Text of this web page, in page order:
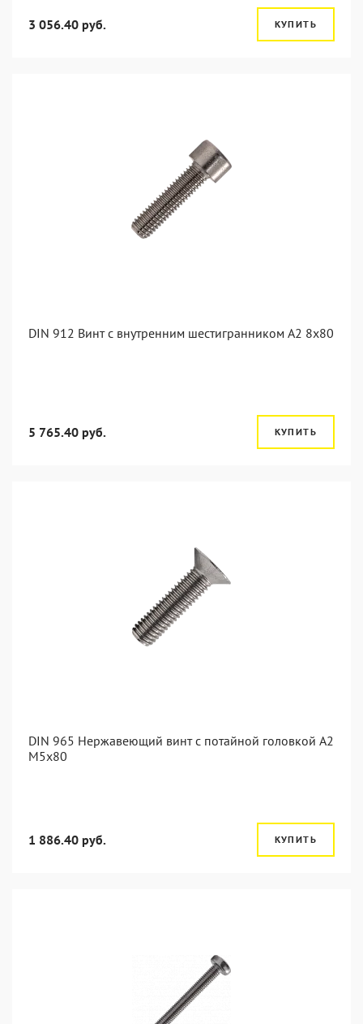
3 056.40 руб. КУПИТЬ
DIN 912 Винт с внутренним шестигранником А2 8х80
5 765.40 руб. КУПИТЬ
DIN 965 Нержавеющий винт с потайной головкой А2
М5x80
1 886.40 руб. КУПИТЬ